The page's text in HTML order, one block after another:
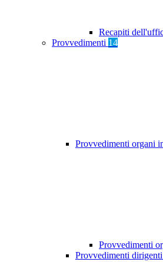
Recapiti
Provvedimenti 14
Provvedimenti organi
Provvedimenti
Provvedimenti